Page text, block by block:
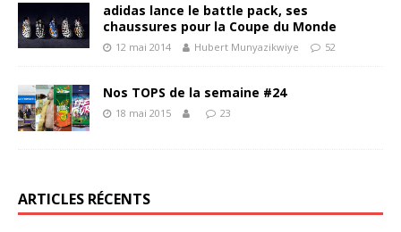
adidas lance le battle pack, ses
chaussures pour la Coupe du Monde
12 mai 2014 Hubert Munyazikwiye 52
Nos TOPS de la semaine #24
18 mai 2015 23
ARTICLES RÉCENTS